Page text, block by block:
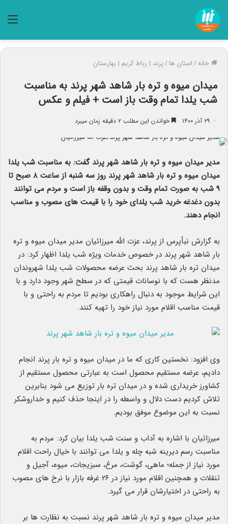
خانه/استان ها/پرند | رباط کریم | بهارستان
میدان میوه و تره بار شاهد شهر پرند به مناسبت
شب یلدا تمام وقت باز است + فیلم و عکس
۲۹ آذر ۱۴۰۰ خواندن این مطلب ۲ دقیقه زمان میبرد
مدیر میدان میوه و تره بار شاهد شهر پرند گفت: به مناسبت شب یلدا
میدان میوه و تره بار شاهد شهر پرند روز سه شنبه از ساعت ۸ صبح تا
۹ شب به صورت تمام وقت و بدون وقفه باز است و مردم می توانند
بدون دغدغه خرید شب یلدای خود را با قیمت های مصوب و مناسب
انجام دهند.
به گزارش نبأپرس از پرند، عزت الله میرزائیان مدیر میدان میوه و تره
بار شاهد شهر پرند در خصوص خدمات ویژه شب یلدا اظهار کرد: در
میدان تره بار شاهد پرند بحث عرضه محصولات شب یلدا شهروندان
مدنظر هست که با نوسانات قیمتی که در سطح شهر وجود دارد و با
این شرایط موجود به دنبال راهکاری بودیم تا مردم به راحتی و با
قیمت مناسب اقلام مورد نیاز خود را تهیه کنند.
وی افزود: نخستین کاری که ما در میدان میوه و تره بار پرند انجام
دادیم، عرضه مستقیم محصول است به عبارتی محصول مستقیم از
کشاورز خریداری شده و در میدان تره بار توزیع می شود بنابرین
تلاش کردیم دست دلال و واسطه را در اینجا حذف کنیم و خداروشکر
نسبت به این موضوع موفق بودیم.
میرزائیان با اشاره به آداب و سنت شب یلدا بیان کرد: مردم به
مناسبت رسم دیرینه شبه چله و یلدا می توانند با خیال راحت اقلام
مورد نیاز از جمله؛ ماهی، گوشت، مرغ، سبزیجات، میوه، آجیل و
تنقلات و همچنین اقلام مورد نیاز در ۲۶ غرفه بازار با نرخ های مصوب
به راحتی در اختیارشان قرار می گیرد.
مدیر میدان میوه و تره بار شاهد شهر پرند نسبت به نظارت ها بر